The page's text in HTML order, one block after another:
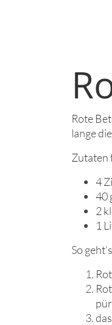
Rote
lange
Zutaten
4
40
2
1
So